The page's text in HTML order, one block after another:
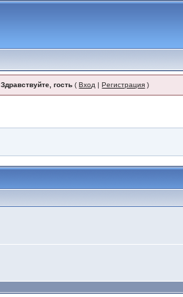
Здравствуйте, гость (Вход |Регистрация )